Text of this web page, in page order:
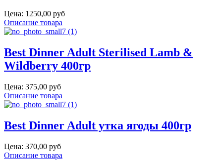
Цена: 1250,00 руб
Описание товара
Best Dinner Adult Sterilised Lamb &
Wildberry 400гр
Цена: 375,00 руб
Описание товара
Best Dinner Adult утка ягоды 400гр
Цена: 370,00 руб
Описание товара